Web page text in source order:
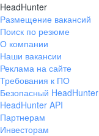
HeadHunter
Размещение вакансий
Поиск по резюме
О компании
Наши вакансии
Реклама на сайте
Требования к ПО
Безопасный HeadHunter
HeadHunter API
Партнерам
Инвесторам